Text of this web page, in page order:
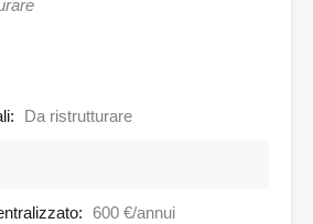
Da ristrutturare
600 €/annui